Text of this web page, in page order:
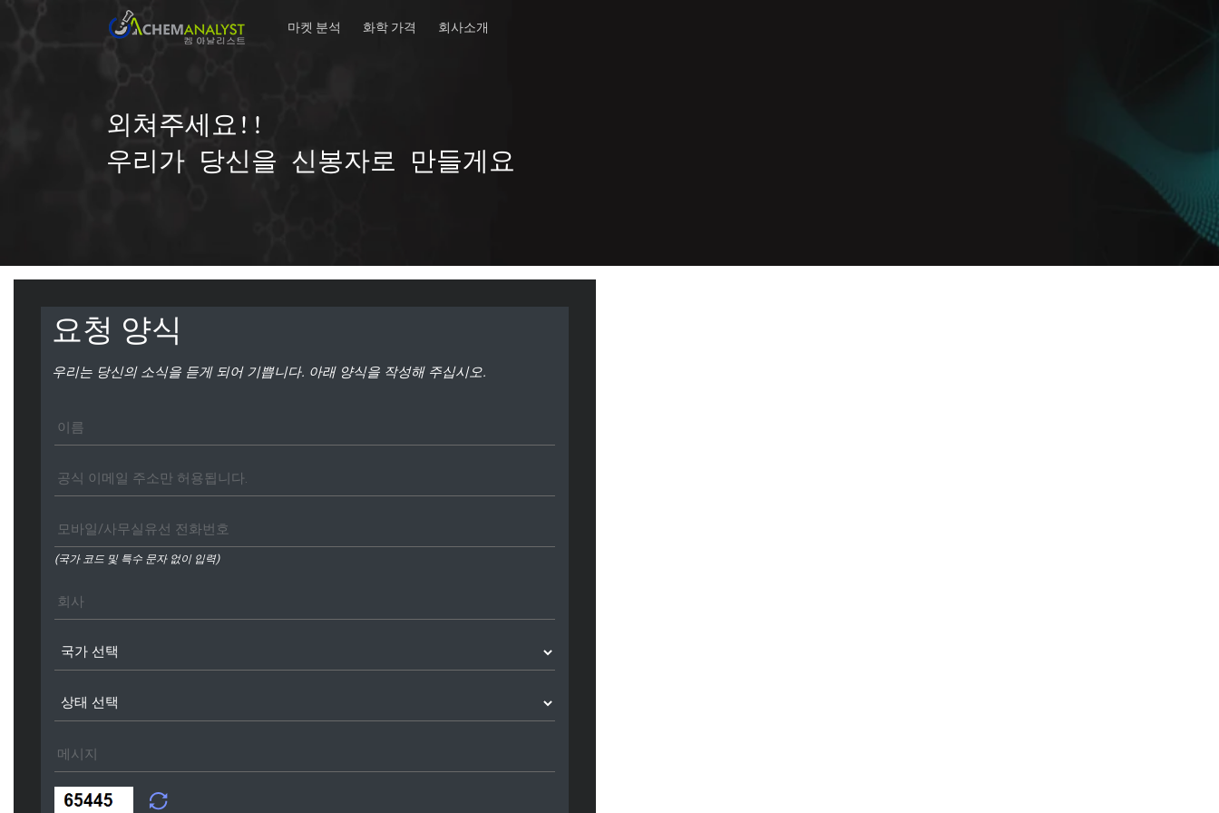
마켓 분석 화학 가격 회사소개
외쳐주세요!!
우리가 당신을 신봉자로 만들게요
요청 양식
우리는 당신의 소식을 듣게 되어 기쁩니다. 아래 양식을 작성해 주십시오.
(국가 코드 및 특수 문자 없이 입력)